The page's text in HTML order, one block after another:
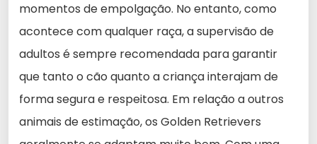
momentos de empolgação. No entanto, como
acontece com qualquer raça, a supervisão de
adultos é sempre recomendada para garantir
que tanto o cão quanto a criança interajam de
forma segura e respeitosa. Em relação a outros
animais de estimação, os Golden Retrievers